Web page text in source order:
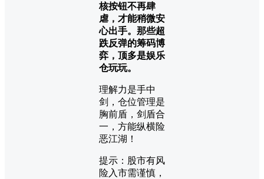
核按钮不再肆
虐，才能稍微安
心出手。那些超
跌反弹的筹码博
弈，顶多是娱乐
仓玩玩。
理解力是手中
剑，仓位管理是
胸前盾，剑盾合
一，方能纵横险
恶江湖！
提示：股市有风
险入市需谨慎，